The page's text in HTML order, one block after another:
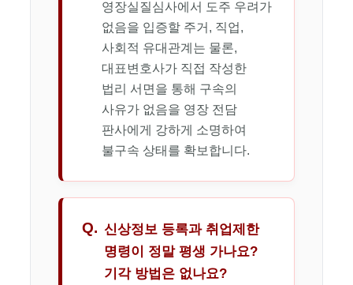
영장실질심사에서 도주 우려가
없음을 입증할 주거, 직업,
사회적 유대관계는 물론,
대표변호사가 직접 작성한
법리 서면을 통해 구속의
사유가 없음을 영장 전담
판사에게 강하게 소명하여
불구속 상태를 확보합니다.
Q. 신상정보 등록과 취업제한
명령이 정말 평생 가나요?
기각 방법은 없나요?